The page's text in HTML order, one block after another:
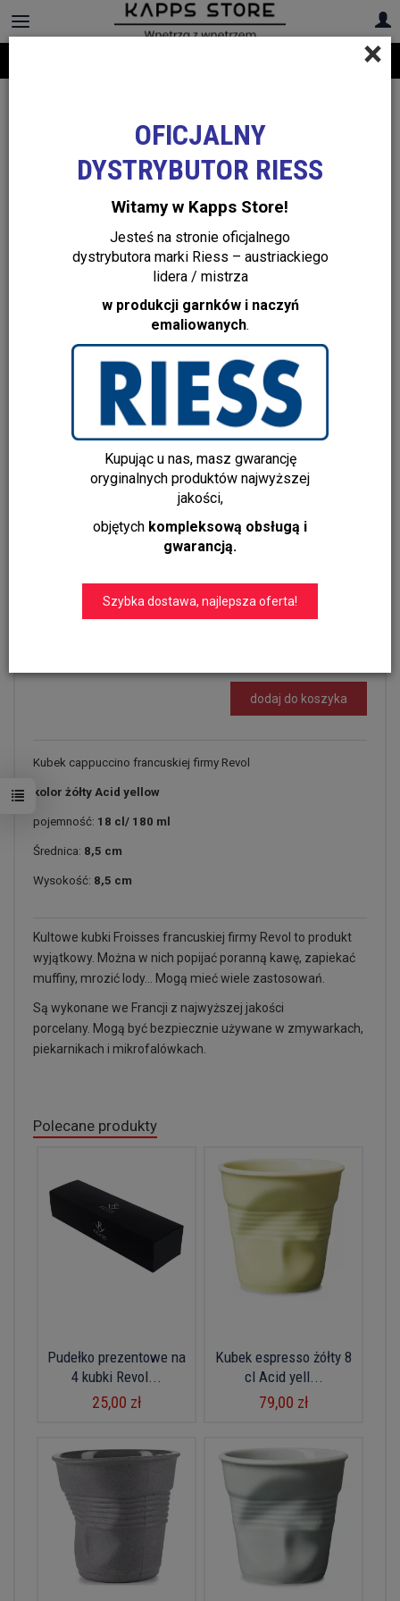
+48 22 299 19 84
×
OFICJALNY
DYSTRYBUTOR RIESS
Witamy w Kapps Store!
Jesteś na stronie oficjalnego
dystrybutora marki Riess – austriackiego
lidera / mistrza
w produkcji garnków i naczyń
emaliowanych.
Kupując u nas, masz gwarancję
oryginalnych produktów najwyższej
jakości,
objętych kompleksową obsługą i
gwarancją.
Szybka dostawa, najlepsza oferta!
Kubek cappuccino 18 cl żółty
Acid yellow Revol
Dodaj recenzję:
RV-659581-6
Revol France
Dostępność:
Jest
Dostawa gratis!
+48 22 299 19 84
Ilość:
dodaj do koszyka
Kubek cappuccino francuskiej firmy Revol
kolor żółty Acid yellow
pojemność: 18 cl/ 180 ml
Średnica: 8,5 cm
Wysokość: 8,5 cm
Kultowe kubki Froisses francuskiej firmy Revol to produkt
wyjątkowy. Można w nich popijać poranną kawę, zapiekać
muffiny, mrozić lody... Mogą mieć wiele zastosowań.
Są wykonane we Francji z najwyższej jakości
porcelany. Mogą być bezpiecznie używane w zmywarkach,
piekarnikach i mikrofalówkach.
Polecane produkty
Pudełko prezentowe na
4 kubki Revol...
25,00 zł
Kubek espresso żółty 8
cl Acid yell...
79,00 zł